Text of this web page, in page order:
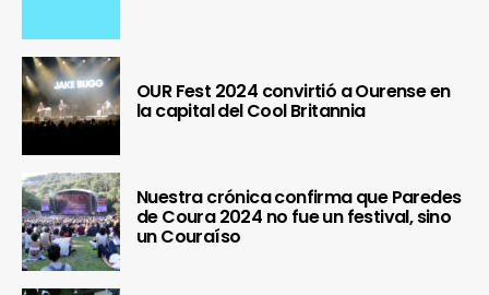
OUR Fest 2024 convirtió a Ourense en
la capital del Cool Britannia
Nuestra crónica confirma que Paredes
de Coura 2024 no fue un festival, sino
un Couraíso